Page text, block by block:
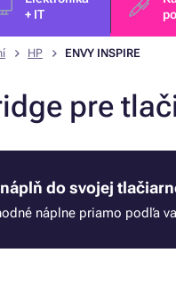
+ IT
HP ENVY INSPIRE
pre
do svojej
náplne priamo podľa